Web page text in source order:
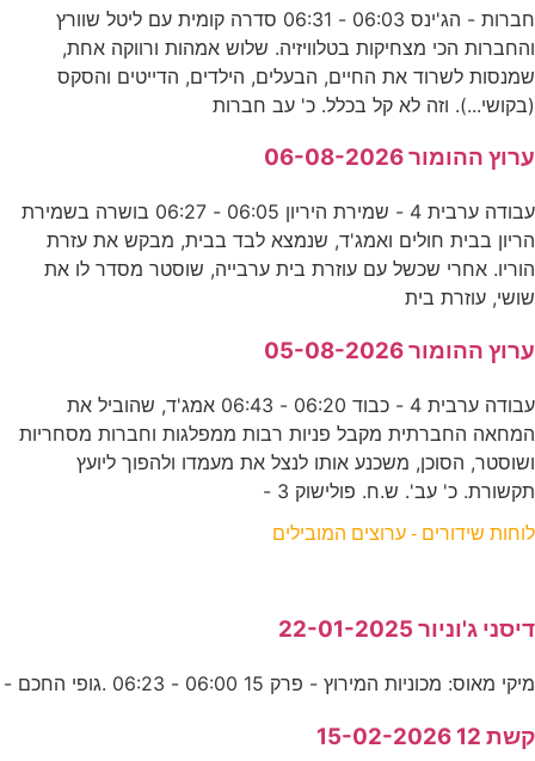
חברות - הג'ינס 06:03 - 06:31 סדרה קומית עם ליטל שוורץ
והחברות הכי מצחיקות בטלוויזיה. שלוש אמהות ורווקה אחת,
שמנסות לשרוד את החיים, הבעלים, הילדים, הדייטים והסקס
(בקושי...). וזה לא קל בכלל. כ' עב חברות
ערוץ ההומור 06-08-2026
עבודה ערבית 4 - שמירת היריון 06:05 - 06:27 בושרה בשמירת
הריון בבית חולים ואמג'ד, שנמצא לבד בבית, מבקש את עזרת
הוריו. אחרי שכשל עם עוזרת בית ערבייה, שוסטר מסדר לו את
שושי, עוזרת בית
ערוץ ההומור 05-08-2026
עבודה ערבית 4 - כבוד 06:20 - 06:43 אמג'ד, שהוביל את
המחאה החברתית מקבל פניות רבות ממפלגות וחברות מסחריות
ושוסטר, הסוכן, משכנע אותו לנצל את מעמדו ולהפוך ליועץ
תקשורת. כ' עב'. ש.ח. פולישוק 3 -
לוחות שידורים - ערוצים המובילים
דיסני ג'וניור 22-01-2025
מיקי מאוס: מכוניות המירוץ - פרק 15 06:00 - 06:23 .גופי החכם -
קשת 12 15-02-2026